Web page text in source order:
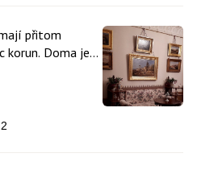
přitom
korun. Doma je